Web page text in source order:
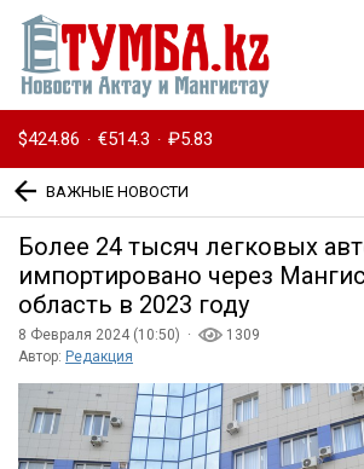
$424.86 · €514.3 · ₽5.83
ВАЖНЫЕ НОВОСТИ
Более 24 тысяч легковых
импортировано через
область в 2023 году
8 Февраля 2024 (10:50) ·
1309
Автор: Редакция